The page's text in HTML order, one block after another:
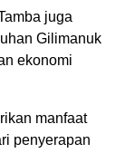
juga
Gilimanuk
ekonomi
manfaat
penyerapan